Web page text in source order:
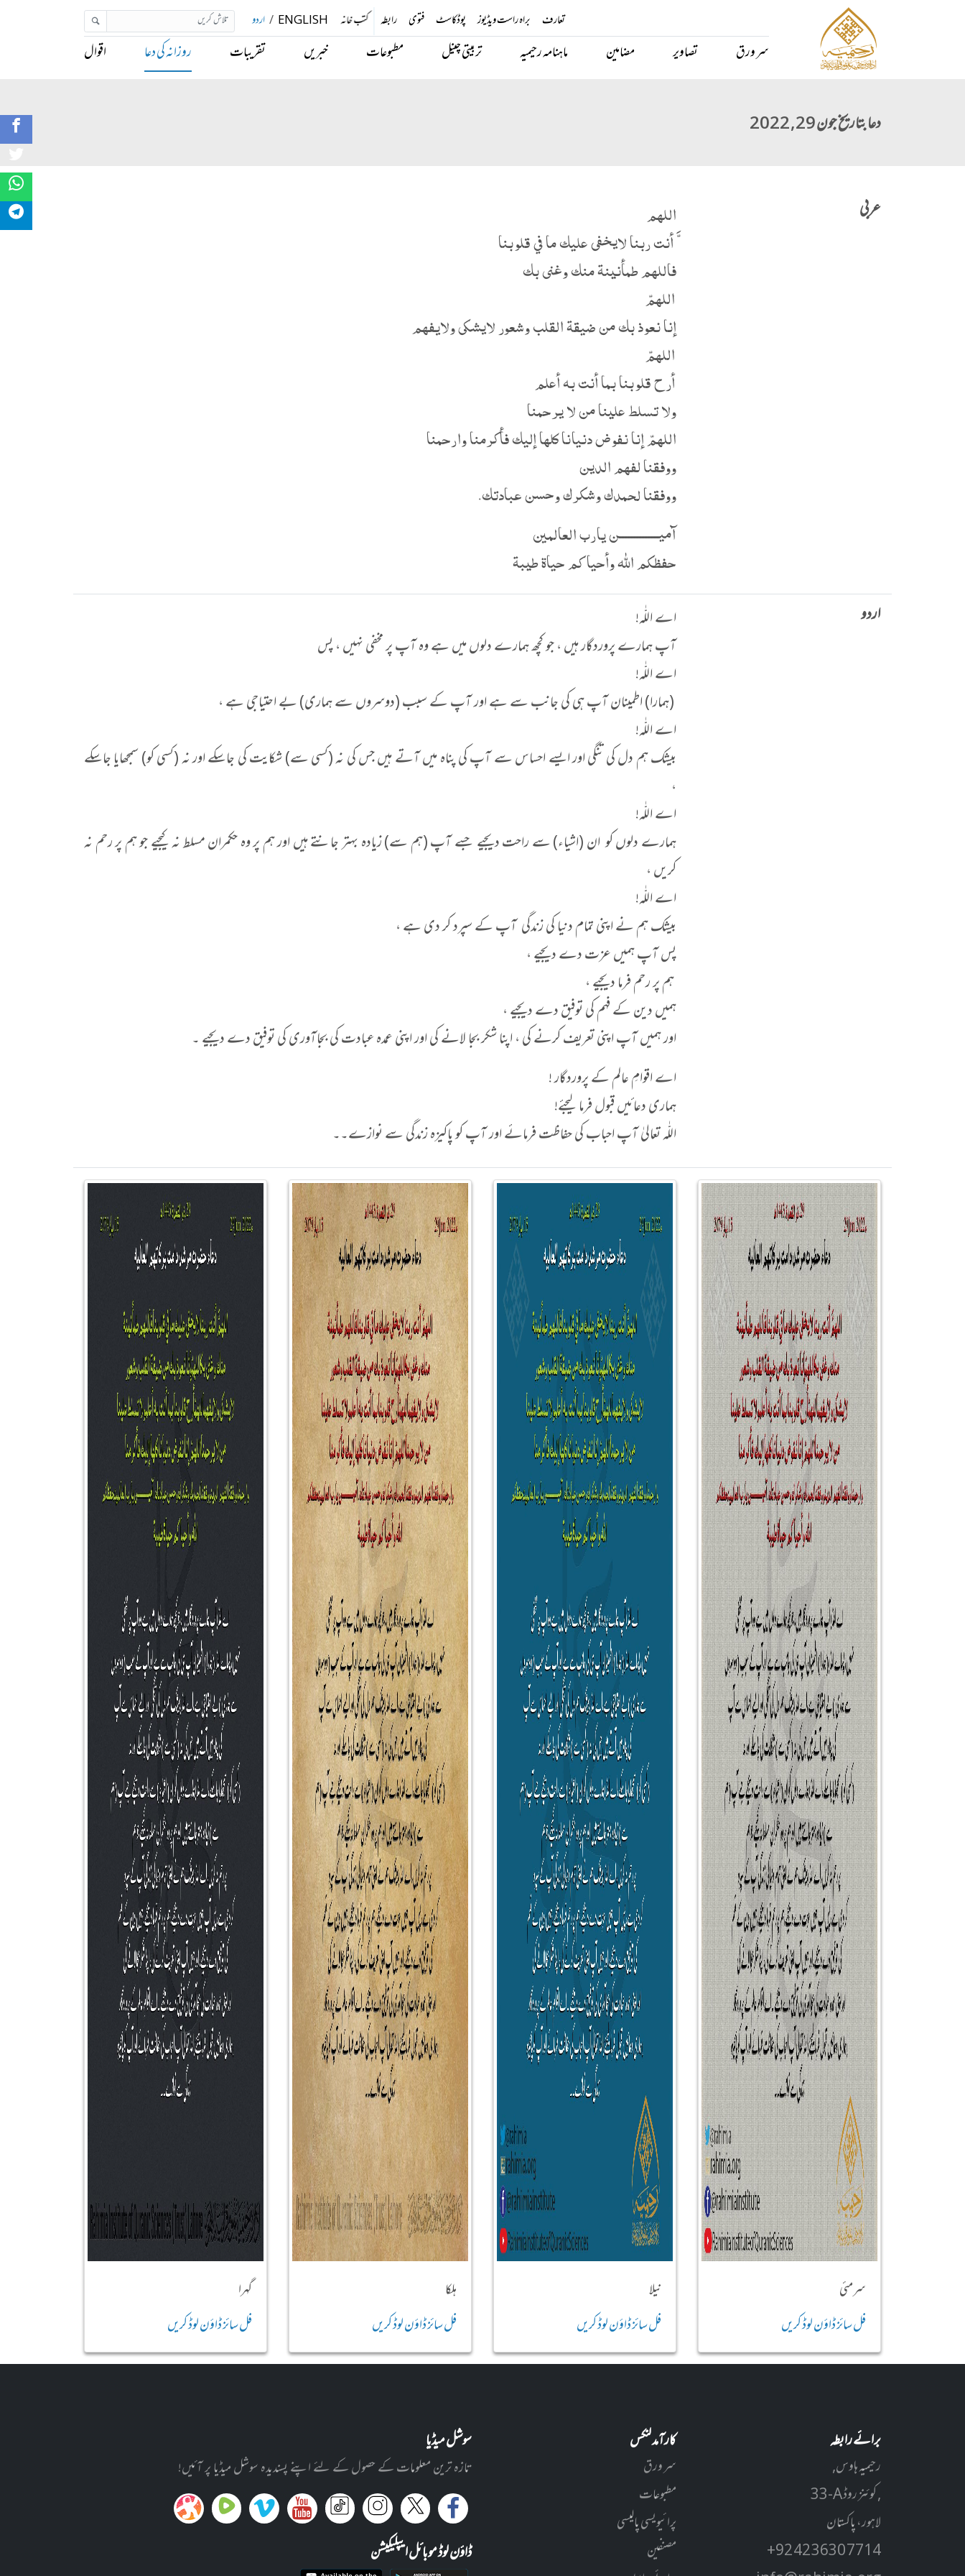
تعارف براہ راست ویڈیوز پوڈکاسٹ فتوی رابطہ کتب خانہ ENGLISH
/ اردو
سر ورق تصاویر مضامین ماہنامہ رحیمیہ تربیتی چینل مطبوعات خبریں تقریبات روزانہ کی دعا اقوال
دعا بتاریخ جون 29, 2022
عربی
اللهم
َّ أنت ربنا لايخفى عليك ما في قلوبنا
فاللهم طمأنينة منك وغنى بك
اللهمّ
إنا نعوذ بك من ضيقة القلب وشعور لايشكى ولايفهم
اللهمّ
أرح قلوبنا بما أنت به أعلم
ولا تسلط علينا من لا يرحمنا
اللهمّ إنا نفوض دنيانا كلها إليك فأكرمنا وارحمنا
ووفقنا لفهم الدين
ووفقنا لحمدك وشكرك وحسن عبادتك.
آميــــــــــــــن يارب العالمين
حفظكم الله وأحياكم حياة طيبة
اردو
اے اللّٰہ!
آپ ہمارے پروردگار ہیں ، جو کچھ ہمارے دلوں میں ہے وہ آپ پر مخفی نہیں ، پس
اے اللّٰہ!
(ہمارا) اطمینان آپ ہی کی جانب سے ہے اور آپ کے سبب (دوسروں سے ہماری) بے احتیاجی ہے ،
اے اللّٰہ!
بیشک ہم دل کی تنگی اور ایسے احساس سے آپ کی پناہ میں آتے ہیں جس کی نہ (کسی سے) شکایت کی جاسکے اور نہ (کسی کو) سمجھایا جاسکے
،
اے اللّٰہ!
ہمارے دلوں کو ان (اشیاء) سے راحت دیجیے جسے آپ (ہم سے) زیادہ بہتر جانتے ہیں اور ہم پر وہ حکمران مسلط نہ کیجیے جو ہم پر رحم نہ
کریں ،
اے اللّٰہ!
بیشک ہم نے اپنی تمام دنیا کی زندگی آپ کے سپرد کر دی ہے ،
پس آپ ہمیں عزت دے دیجیے ،
ہم پر رحم فرما دیجیے ،
ہمیں دین کے فہم کی توفیق دے دیجیے ،
اور ہمیں آپ اپنی تعریف کرنے کی ، اپنا شکر بجا لانے کی اور اپنی عمدہ عبادت کی بجاآوری کی توفیق دے دیجیے ۔
اے اقوامِ عالم کے پروردگار !
ہماری دعائیں قبول فرما لیجئے!
اللّٰہ تعالیٰ آپ احباب کی حفاظت فرمائے اور آپ کو پاکیزہ زندگی سے نوازے۔۔
سرمئی
فل سائز ڈاؤن لوڈ کریں
نیلا
فل سائز ڈاؤن لوڈ کریں
ہلکا
فل سائز ڈاؤن لوڈ کریں
گہرا
فل سائز ڈاؤن لوڈ کریں
برائے رابطہ
رحیمیہ ہاوس,
33-A کوئنز روڈ ,
لاہور، پاکستان
+92 42 3630 7714
کارآمد لنکس
سر ورق
مطبوعات
پرائیویسی پالیسی
مصنفین
سوشل میڈیا
تازہ ترین معلومات کے حصول کے لئے اپنے پسندیدہ سوشل میڈیا پر آئیں!
ڈاؤن لوڈ موبائل ایپلیکیشن